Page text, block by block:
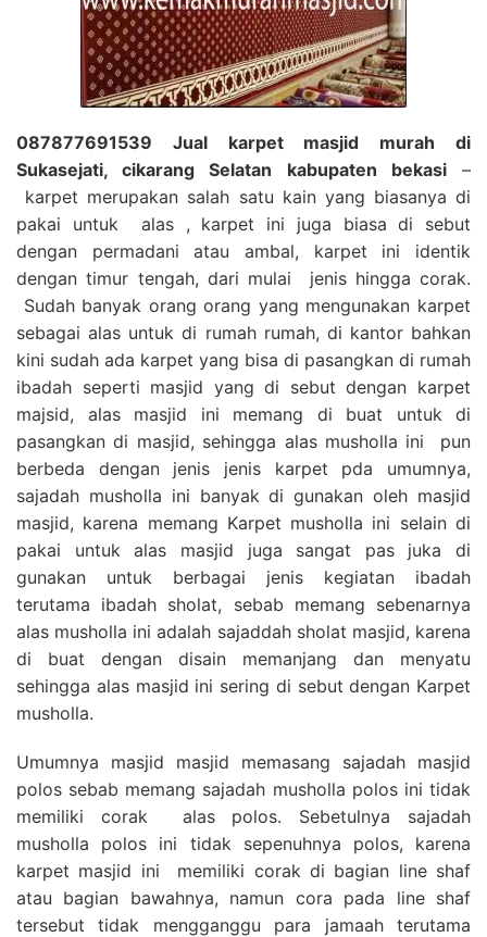
087877691539 Jual karpet masjid murah di
Sukasejati, cikarang Selatan kabupaten bekasi–
karpet merupakan salah satu kain yang biasanya di
pakai untuk alas , karpet ini juga biasa di sebut
dengan permadani atau ambal, karpet ini identik
dengan timur tengah, dari mulai jenis hingga corak.
Sudah banyak orang orang yang mengunakan karpet
sebagai alas untuk di rumah rumah, di kantor bahkan
kini sudah ada karpet yang bisa di pasangkan di rumah
ibadah seperti masjid yang di sebut dengan karpet
majsid, alas masjid ini memang di buat untuk di
pasangkan di masjid, sehingga alas musholla ini pun
berbeda dengan jenis jenis karpet pda umumnya,
sajadah musholla ini banyak di gunakan oleh masjid
masjid, karena memang Karpet musholla ini selain di
pakai untuk alas masjid juga sangat pas juka di
gunakan untuk berbagai jenis kegiatan ibadah
terutama ibadah sholat, sebab memang sebenarnya
alas musholla ini adalah sajaddah sholat masjid, karena
di buat dengan disain memanjang dan menyatu
sehingga alas masjid ini sering di sebut dengan Karpet
musholla.
Umumnya masjid masjid memasang sajadah masjid
polos sebab memang sajadah musholla polos ini tidak
memiliki corak alas polos. Sebetulnya sajadah
musholla polos ini tidak sepenuhnya polos, karena
karpet masjid ini memiliki corak di bagian line shaf
atau bagian bawahnya, namun cora pada line shaf
tersebut tidak mengganggu para jamaah terutama